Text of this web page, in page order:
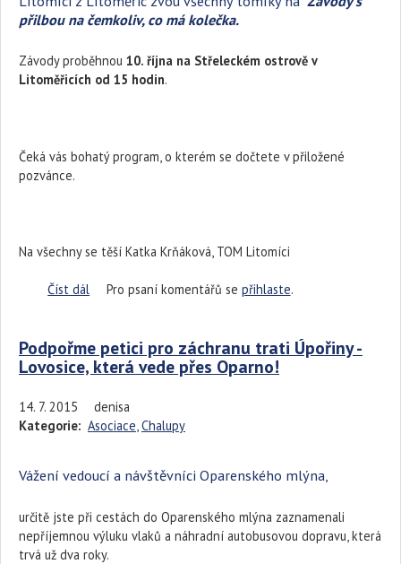
přilbou na čemkoliv, co má kolečka.
Závody proběhnou 10. října na Střeleckém ostrově v
Litoměřicích od 15 hodin.
Čeká vás bohatý program, o kterém se dočtete v přiložené
pozvánce.
Na všechny se těší Katka Krňáková, TOM Litomíci
Číst dál Litomíci zvou na závody
Pro psaní komentářů se přihlaste.
Podpořme petici pro záchranu trati Úpořiny -
Lovosice, která vede přes Oparno!
14. 7. 2015
denisa
Kategorie: Asociace Chalupy
Vážení vedoucí a návštěvníci Oparenského mlýna,
určitě jste při cestách do Oparenského mlýna zaznamenali
nepříjemnou výluku vlaků a náhradní autobusovou dopravu, která
trvá už dva roky.